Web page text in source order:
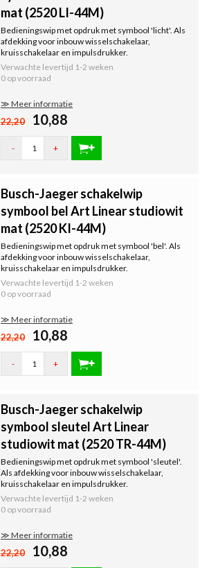
mat (2520 LI-44M)
Bedieningswip met opdruk met symbool 'licht'. Als
afdekking voor inbouw wisselschakelaar,
kruisschakelaar en impulsdrukker.
Verwachte levertijd 1-2 weken
0 op voorraad
≫ Meer informatie
22,20 10,88
- +
Busch-Jaeger schakelwip
symbool bel Art Linear studiowit
mat (2520 KI-44M)
Bedieningswip met opdruk met symbool 'bel'. Als
afdekking voor inbouw wisselschakelaar,
kruisschakelaar en impulsdrukker.
Verwachte levertijd 1-2 weken
0 op voorraad
≫ Meer informatie
22,20 10,88
- +
Busch-Jaeger schakelwip
symbool sleutel Art Linear
studiowit mat (2520 TR-44M)
Bedieningswip met opdruk met symbool 'sleutel'.
Als afdekking voor inbouw wisselschakelaar,
kruisschakelaar en impulsdrukker.
Verwachte levertijd 1-2 weken
0 op voorraad
≫ Meer informatie
22,20 10,88